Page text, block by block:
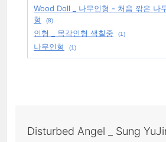
Wood Doll _ 나무인형 - 처음 깎은 나
형
(8)
인형 _ 목각인형 색칠중
(1)
나무인형
(1)
Disturbed Angel _ Sung